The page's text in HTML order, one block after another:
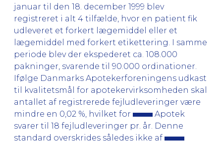
januar til den 18. december 1999 blev
registreret i alt 4 tilfælde, hvor en patient fik
udleveret et forkert lægemiddel eller et
lægemiddel med forkert etikettering. I samme
periode blev der ekspederet ca. 108.000
pakninger, svarende til 90.000 ordinationer.
Ifølge Danmarks Apotekerforeningens udkast
til kvalitetsmål for apotekervirksomheden skal
antallet af registrerede fejludleveringer være
mindre en 0,02 %, hvilket for
Apotek
svarer til 18 fejludleveringer pr. år. Denne
standard overskrides således ikke af